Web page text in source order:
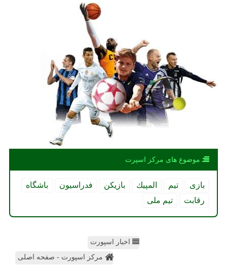
موضوع های مركز اسپرت
بازی تیم المپیك بازیكن فدراسیون
باشگاه
رقابت
تیم ملی
اخبار اسپورت
مرکز اسپورت - صفحه اصلی